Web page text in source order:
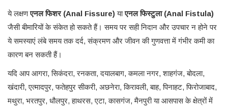
ये लक्षणएनल फिशर (Anal Fissure) याएनल फिस्टुला (Anal Fistula)
जैसी बीमारियों के संकेत हो सकते हैं। समय पर सही निदान और उपचार न होने पर
ये समस्याएं लंबे समय तक दर्द, संक्रमण और जीवन की गुणवत्ता में गंभीर कमी का
कारण बन सकती हैं।
यदि आप आगरा, सिकंदरा, रनकता, दयालबाग, कमला नगर, शाहगंज, बोदला,
खंदारी, एत्मादपुर, फतेहपुर सीकरी, अछनेरा, किरावली, बाह, पिनाहट, फिरोजाबाद,
मथुरा, भरतपुर, धौलपुर, हाथरस, एटा, कासगंज, मैनपुरी या आसपास के क्षेत्रों में